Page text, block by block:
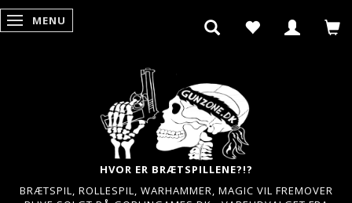
SKIFTE NAVIGATION
MENU
HVOR ER BRÆTSPILLENE?!?
BRÆTSPIL, ROLLESPIL, WARHAMMER, MAGIC VIL FREMOVER